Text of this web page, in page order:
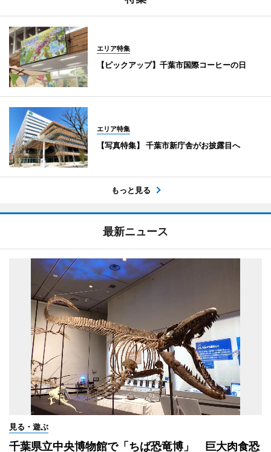
エリア特集
【ピックアップ】千葉市国際コーヒーの日
エリア特集
【写真特集】 千葉市新庁舎がお披露目へ
もっと見る
最新ニュース
見る・遊ぶ
千葉県立中央博物館で「ちば恐竜博」 巨大肉食恐